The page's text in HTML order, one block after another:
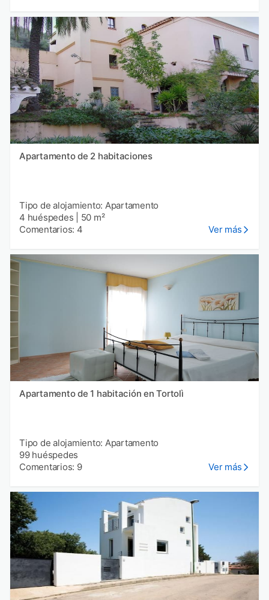
Apartamento de 2 habitaciones
Tipo de alojamiento: Apartamento
4 huéspedes
50 m²
Comentarios: 4
Ver más
Apartamento de 1 habitación en Tortolì
Tipo de alojamiento: Apartamento
99 huéspedes
Comentarios: 9
Ver más